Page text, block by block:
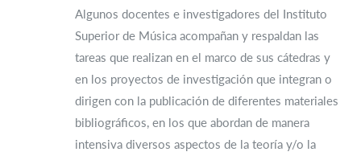
Algunos docentes e investigadores del Instituto
Superior de Música acompañan y respaldan las
tareas que realizan en el marco de sus cátedras y
en los proyectos de investigación que integran o
dirigen con la publicación de diferentes materiales
bibliográficos, en los que abordan de manera
intensiva diversos aspectos de la teoría y/o la